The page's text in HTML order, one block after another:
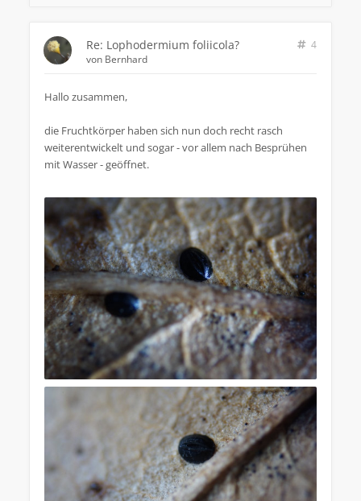
Re: Lophodermium foliicola?
4
von Bernhard
Hallo zusammen,
die Fruchtkörper haben sich nun doch recht rasch
weiterentwickelt und sogar - vor allem nach Besprühen
mit Wasser - geöffnet.